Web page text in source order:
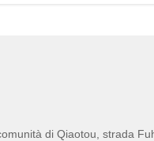
di Qiaotou, strada